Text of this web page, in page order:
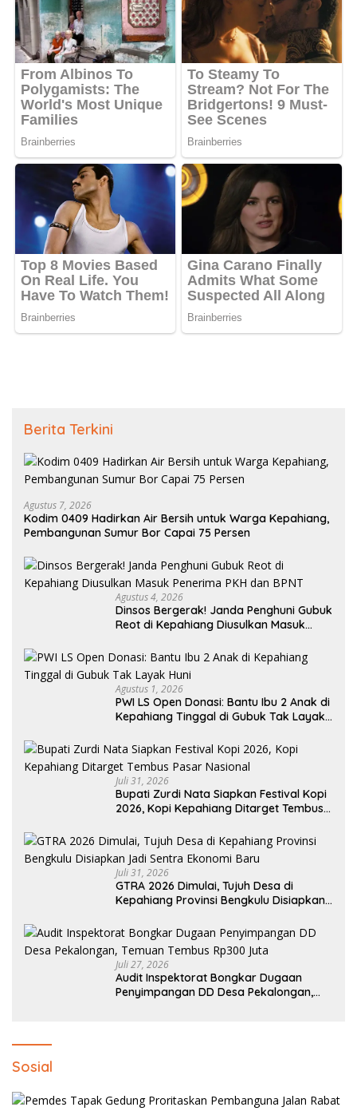
Berita Terkini
Agustus 7, 2026
Kodim 0409 Hadirkan Air Bersih untuk Warga Kepahiang,
Pembangunan Sumur Bor Capai 75 Persen
Agustus 4, 2026
Dinsos Bergerak! Janda Penghuni Gubuk
Reot di Kepahiang Diusulkan Masuk
Agustus 1, 2026
PWI LS Open Donasi: Bantu Ibu 2 Anak di
Kepahiang Tinggal di Gubuk Tak Layak
Juli 31, 2026
Bupati Zurdi Nata Siapkan Festival Kopi
2026, Kopi Kepahiang Ditarget Tembus
Juli 31, 2026
GTRA 2026 Dimulai, Tujuh Desa di
Kepahiang Provinsi Bengkulu Disiapkan
Juli 27, 2026
Audit Inspektorat Bongkar Dugaan
Penyimpangan DD Desa Pekalongan,
Sosial